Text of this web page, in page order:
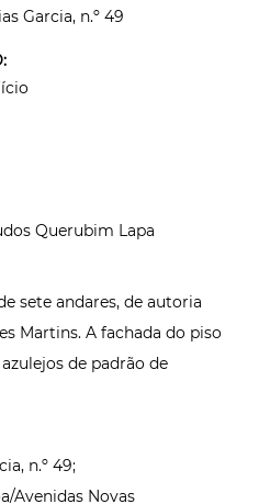
Garcia, n.º 49
Querubim Lapa
sete andares, de autoria
Martins. A fachada do piso
de padrão de
n.º 49;
Avenidas Novas